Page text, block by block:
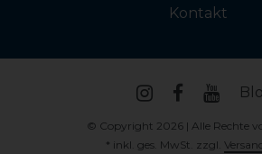
Kontakt
© Copyright 2026 | Alle Rechte
* inkl. ges. MwSt. zzgl.